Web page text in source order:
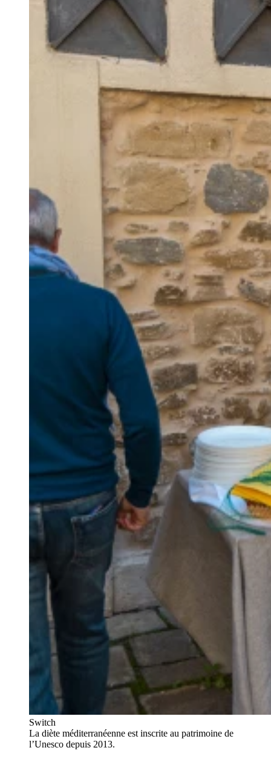
Switch
La diète méditerranéenne est inscrite au patrimoine de
l’Unesco depuis 2013.